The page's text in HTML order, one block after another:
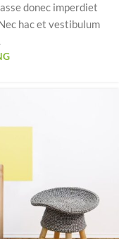
donec imperdiet
hac et vestibulum